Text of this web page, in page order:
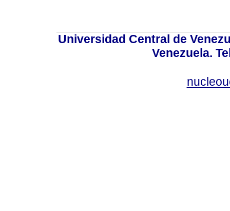
Universidad Central de
Venezuela.